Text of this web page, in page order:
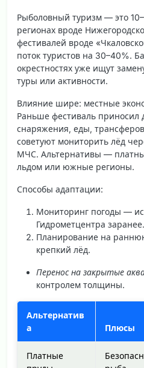
Рыболовный туризм — это
регионах вроде
фестивалей вроде
поток туристов на 30–40%.
окрестностях уже ищут
туры или активности.
Влияние шире: местные
Раньше фестиваль приносил
снаряжения, еды,
советуют мониторить лёд
МЧС. Альтернативы —
льдом или южные регионы.
Способы адаптации:
Мониторинг погоды —
Гидрометцентра заранее.
Планирование на
крепкий лёд.
Перенос на закрытые
контролем толщины.
Альтернатив
а
Плюсы
Платные